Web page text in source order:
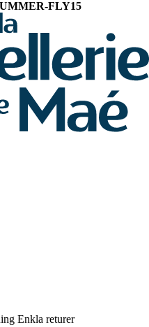
FLY15
Enkla returer